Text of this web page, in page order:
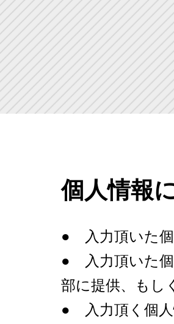
個人情報
● 入力頂いた個
● 入力頂いた個
部に提供、もし
● 入力頂く個人